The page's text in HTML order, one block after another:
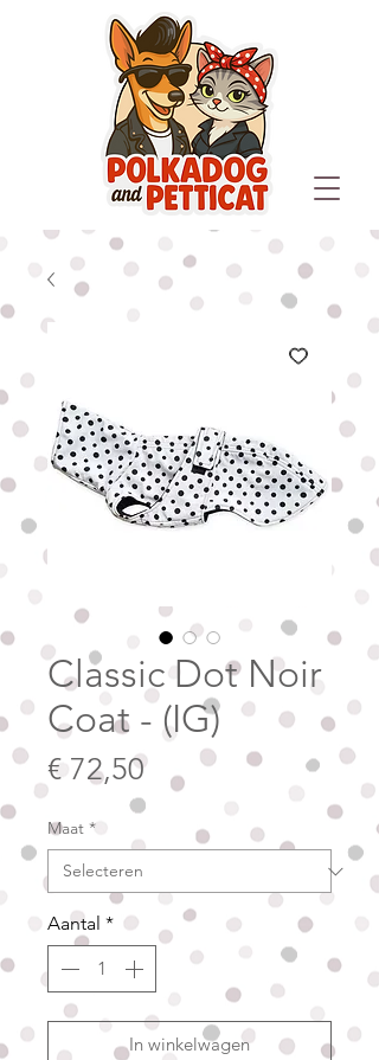
Classic Dot Noir
Coat - (IG)
€ 72,50Prijs
Maat *
Aantal *
In winkelwagen